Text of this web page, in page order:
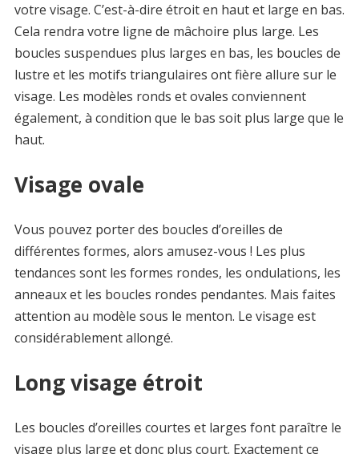
votre visage. C’est-à-dire étroit en haut et large en bas.
Cela rendra votre ligne de mâchoire plus large. Les
boucles suspendues plus larges en bas, les boucles de
lustre et les motifs triangulaires ont fière allure sur le
visage. Les modèles ronds et ovales conviennent
également, à condition que le bas soit plus large que le
haut.
Visage ovale
Vous pouvez porter des boucles d’oreilles de
différentes formes, alors amusez-vous ! Les plus
tendances sont les formes rondes, les ondulations, les
anneaux et les boucles rondes pendantes. Mais faites
attention au modèle sous le menton. Le visage est
considérablement allongé.
Long visage étroit
Les boucles d’oreilles courtes et larges font paraître le
visage plus large et donc plus court. Exactement ce